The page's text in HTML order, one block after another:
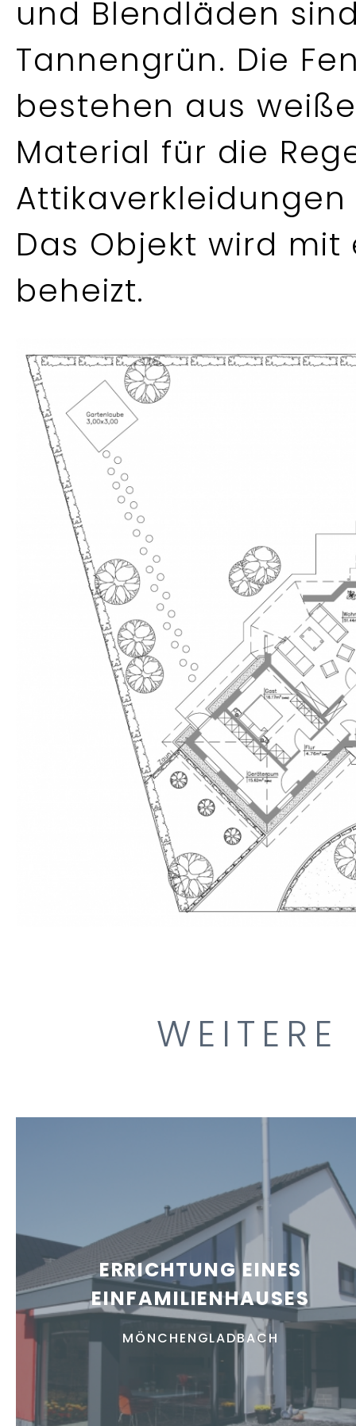
und Blendläden
Tannengrün. Die
bestehen aus
Material für die
Das Objekt wird
beheizt.
WEITERE
ERRICHTUNG EINES
EINFAMILIENHAUSES
MÖNCHENGLADBACH